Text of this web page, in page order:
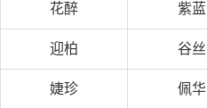
花醉 紫蓝
迎柏 谷丝
婕珍 佩华